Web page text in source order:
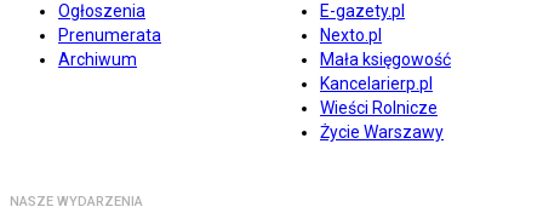
Ogłoszenia
Prenumerata
Archiwum
E-gazety.pl
Nexto.pl
Mała księgowość
Kancelarierp.pl
Wieści Rolnicze
Życie Warszawy
NASZE WYDARZENIA